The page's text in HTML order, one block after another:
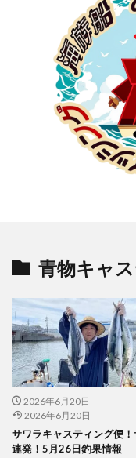
青物キャ
2026年6月20日
2026年6月20日
サワラキャスティング便
連発！5月26日釣果情報